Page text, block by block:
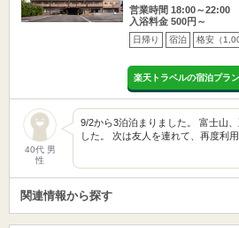
営業時間 18:00～22:00
入浴料金 500円～
日帰り 宿泊 格安（
楽天トラベルの宿泊プラ
40代 男
性
9/2から3泊泊まりました。 富士山
した。 次は友人を連れて、再度利
関連情報から探す